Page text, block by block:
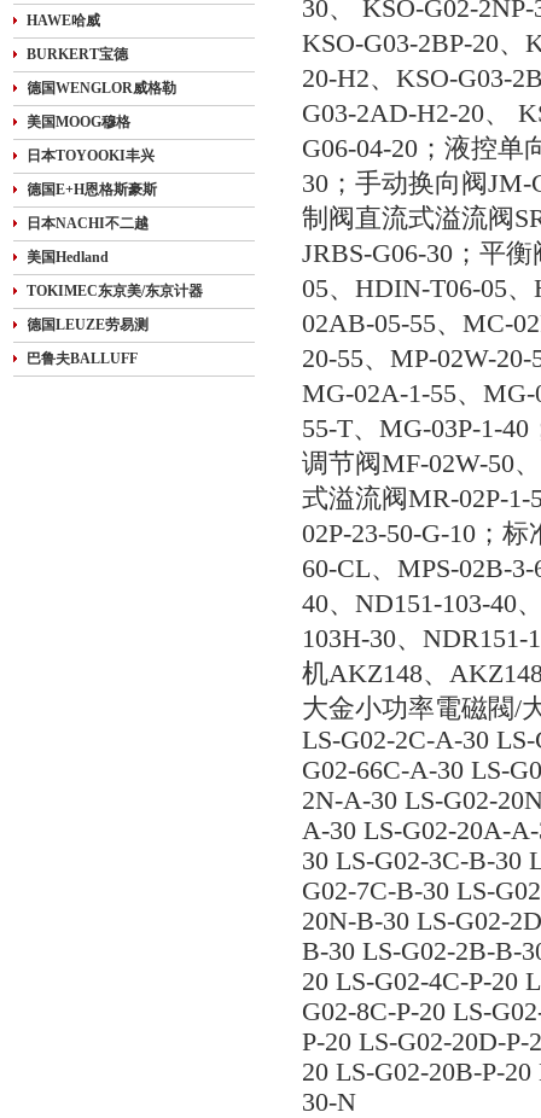
HAWE哈威
BURKERT宝德
德国WENGLOR威格勒
美国MOOG穆格
日本TOYOOKI丰兴
德国E+H恩格斯豪斯
日本NACHI不二越
美国Hedland
TOKIMEC东京美/东京计器
德国LEUZE劳易测
巴鲁夫BALLUFF
30、 KSO-G02-
KSO-G03-2BP-20、
20-H2、KSO-G03-
G03-2AD-H2-20、
G06-04-20；液控单
30；手动换向阀JM-
制阀直流式溢流阀
JRBS-G06-30；平
05、HDIN-T06-05
02AB-05-55、MC-
20-55、MP-02W-
MG-02A-1-55、
55-T、MG-03P-1-
调节阀MF-02W-50
式溢流阀MR-02P-1-
02P-23-50-G-10；
60-CL、MPS-02B-
40、ND151-103-40
103H-30、NDR151-
机AKZ148、
大金小功率電磁閥/
LS-G02-2C-A-30
G02-66C-A-30 LS-
2N-A-30 LS-G02-
A-30 LS-G02-20A-
30 LS-G02-3C-B-30
G02-7C-B-30 LS-
20N-B-30 LS-G02-
B-30 LS-G02-2B-B-
20 LS-G02-4C-P-20
G02-8C-P-20 LS-
P-20 LS-G02-20D-
20 LS-G02-20B-P-
30-N